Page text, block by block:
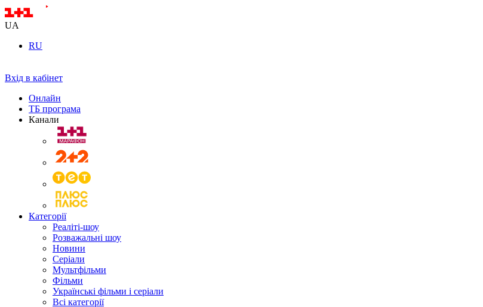
UA
RU
Вхід в кабінет
Онлайн
ТБ програма
Канали
Категорії
Реаліті-шоу
Розважальні шоу
Новини
Серіали
Мультфільми
Фільми
Українські фільми і серіали
Всі категорії